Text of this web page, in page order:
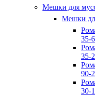
Мешки для
Мешки
35-
35-
90-
30-